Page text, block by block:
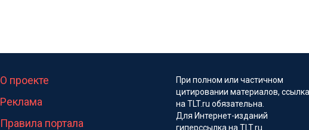
О проекте
Реклама
Правила портала
При полном или частичном
цитировании материалов, ссылка
на TLT.ru обязательна.
Для Интернет-изданий
гиперссылка на TLT.ru